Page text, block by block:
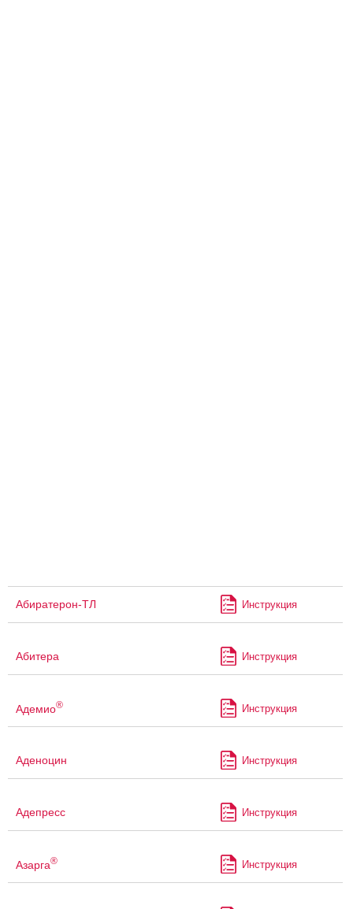
Абиратерон-ТЛ Инструкция
Абитера Инструкция
Адемио® Инструкция
Аденоцин Инструкция
Адепресс Инструкция
Азарга® Инструкция